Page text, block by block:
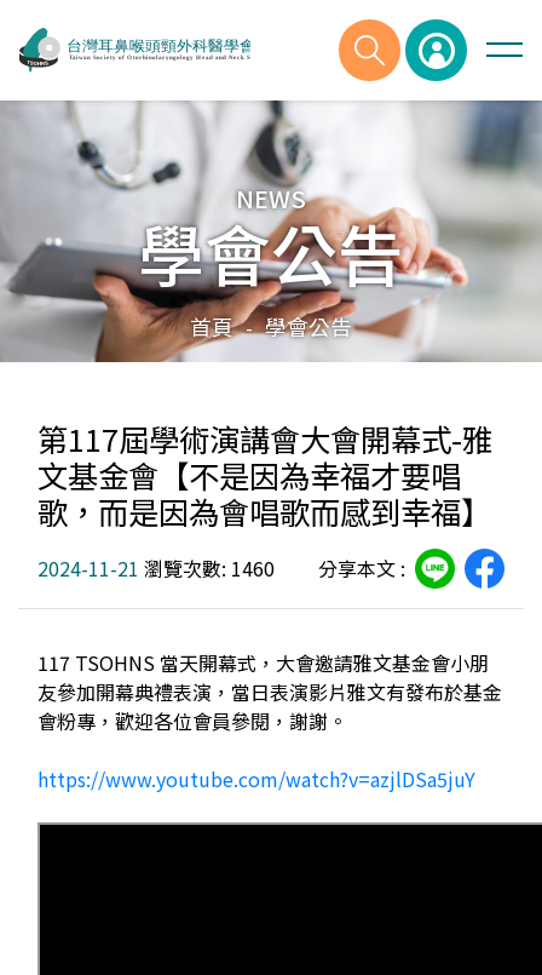
NEWS
學會公告
首頁 - 學會公告
第117屆學術演講會大會開幕式-雅
文基金會【不是因為幸福才要唱
歌，而是因為會唱歌而感到幸福】
2024-11-21 瀏覽次數: 1460 分享本文 :
117 TSOHNS 當天開幕式，大會邀請雅文基金會小朋
友參加開幕典禮表演，當日表演影片雅文有發布於基金
會粉專，歡迎各位會員參閱，謝謝。
https://www.youtube.com/watch?v=azjlDSa5juY